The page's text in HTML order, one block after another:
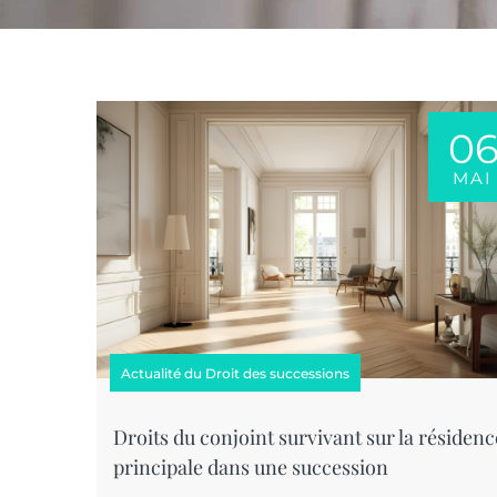
MAI
Actualité du Droit des successions
Droits du conjoint survivant sur la
principale dans une succession